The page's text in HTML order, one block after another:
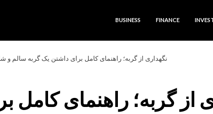
BUSINESS FINANCE
نگهداری از گربه؛ راهنمای کامل برای داشتن یک گربه سالم و
از گربه؛ راهنمای کامل